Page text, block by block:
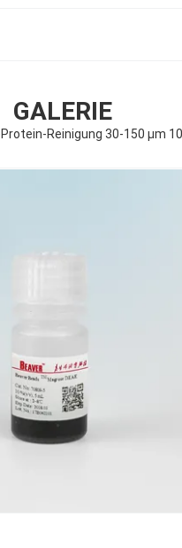
GALERIE
Reinigung 30-150 μm